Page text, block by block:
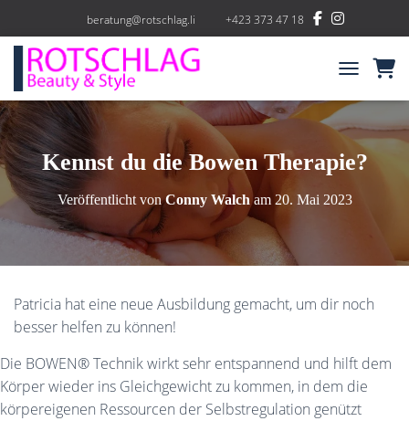
beratung@rotschlag.li +423 373 47 18
Kennst du die Bowen Therapie?
Veröffentlicht vonConny Walcham 20. Mai 2023
Patricia hat eine neue Ausbildung gemacht, um dir noch
besser helfen zu können!
Die BOWEN® Technik wirkt sehr entspannend und hilft dem
Körper wieder ins Gleichgewicht zu kommen, in dem die
körpereigenen Ressourcen der Selbstregulation genützt